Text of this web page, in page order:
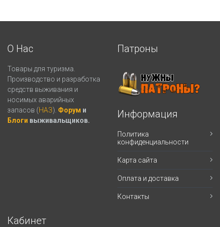
О Нас
Товары для туризма.
Производство и разработка
средств выживания и
носимых аварийных
запасов (НАЗ). Форум и
Блоги выживальщиков.
Патроны
Информация
Политика
конфиденциальности
Карта сайта
Оплата и доставка
Контакты
Кабинет